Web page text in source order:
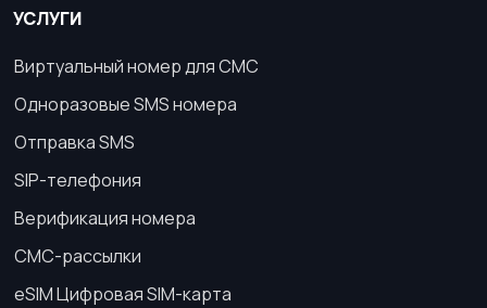
УСЛУГИ
Виртуальный номер для СМС
Одноразовые SMS номера
Отправка SMS
SIP-телефония
Верификация номера
СМС-рассылки
eSIM Цифровая SIM-карта